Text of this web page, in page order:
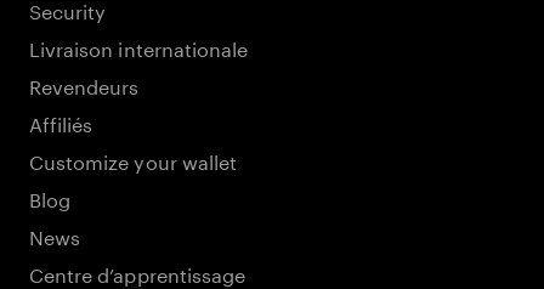
Security
Livraison internationale
Revendeurs
Affiliés
Customize your wallet
Blog
News
Centre d’apprentissage